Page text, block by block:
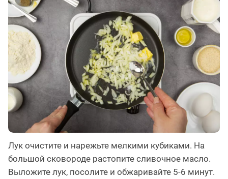
Лук очистите и нарежьте мелкими кубиками. На
большой сковороде растопите сливочное масло.
Выложите лук, посолите и обжаривайте 5-6 минут.